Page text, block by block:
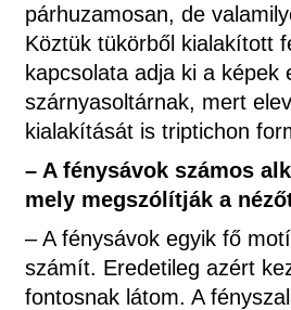
párhuzamosan, de
Köztük tükörből kialakított
kapcsolata adja ki a
szárnyasoltárnak, mert
kialakítását is triptichon
– A fénysávok számos
mely megszólítják a
– A fénysávok egyik fő
számít. Eredetileg azért
fontosnak látom. A